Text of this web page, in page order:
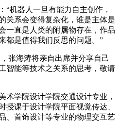
器人一旦有能力自主创作，
关系会变得复杂化，谁是主体是
一直是人类的附属物存在，作品
都是值得我们反思的问题。”
海涛将亲自出席并分享自己
智能等技术之关系的思考，敬请
学院设计学院交通设计专业，
授课于设计学院平面视觉传达、
、首饰设计等专业的物理交互艺